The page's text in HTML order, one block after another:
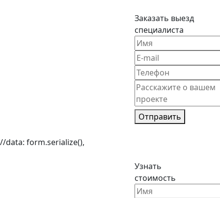
Заказать выезд
специалиста
Отправить
//data: form.serialize(),
Узнать
стоимость